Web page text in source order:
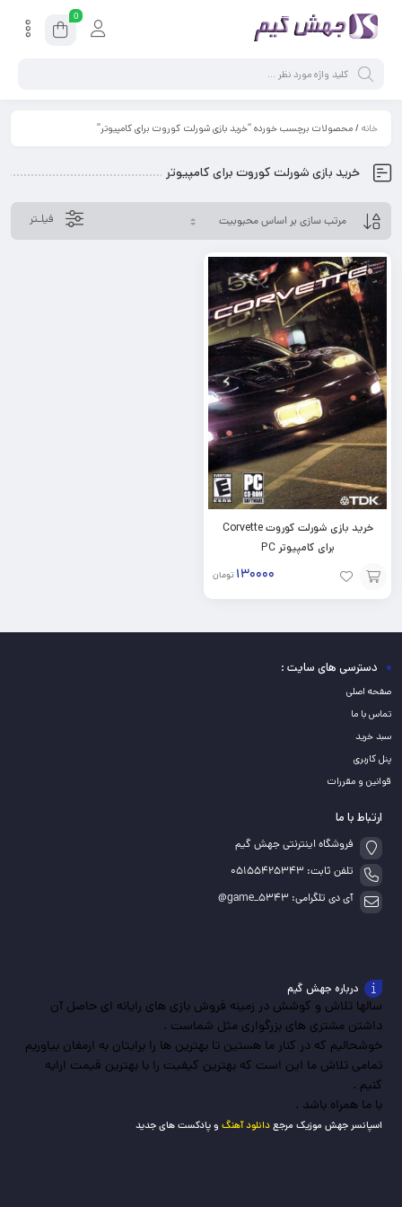
0
خانه / محصولات برچسب خورده “خرید بازی شورلت کوروت برای کامپیوتر”
خرید بازی شورلت کوروت برای کامپیوتر
فیلـتر
خرید بازی شورلت کوروت Corvette
برای کامپیوتر PC
۱۳۰۰۰۰ تومان
افزودن
به
دسترسی های سایت :
صفحه اصلی
تماس با ما
سبد خرید
پنل کاربری
قوانین و مقررات
ارتباط با ما
فروشگاه اینترنتی جهش گیم
تلفن ثابت: 05155425343
آی دی تلگرامی: game_5343@
درباره جهش گیم
سالها تلاش و کوشش در زمینه فروش بازی های رایانه ای حاصل آن
داشتن مشتری های بزرگواری مثل شماست .
خوشحالیم که در کنار ما هستین تا بهترین ها را برایتان به ارمغان بیاوریم
تمامی تلاش ما این است که بهترین کیفیت را با بهترین قیمت ارایه
کنیم .
با ما همراه باشد .
اسپانسر جهش موزیک مرجعدانلود آهنگ و پادکست های جدید